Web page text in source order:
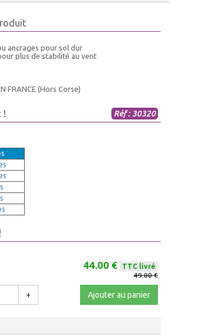
ancrages pour sol dur
plus de stabilité au vent
FRANCE (Hors Corse)
! Réf : 30320
+
44.00 €
TTC livré
49.00 €
Ajouter au panier